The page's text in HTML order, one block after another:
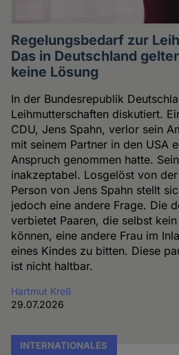
Regelungsbedarf zur
Das in Deutschland
keine Lösung
In der Bundesrepublik
Leihmutterschaften diskutiert.
CDU, Jens Spahn, verlor sein
mit seinem Partner in den USA
Anspruch genommen hatte.
inakzeptabel. Losgelöst von
Person von Jens Spahn stellt
jedoch eine andere Frage. Die
verbietet Paaren, die selbst
können, eine andere Frau im
eines Kindes zu bitten. Diese
ist nicht haltbar.
Hartmut Kreß
29.07.2026
INTERNATIONALES